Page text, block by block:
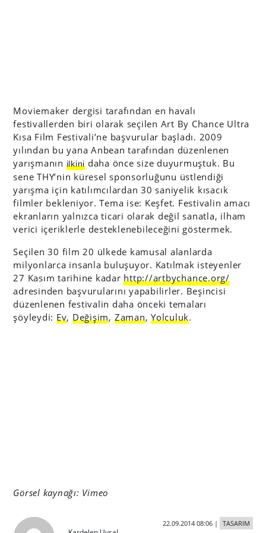
Moviemaker dergisi tarafından en havalı
festivallerden biri olarak seçilen Art By Chance Ultra
Kısa Film Festivali’ne başvurular başladı. 2009
yılından bu yana Anbean tarafından düzenlenen
yarışmanın ilkini daha önce size duyurmuştuk. Bu
sene THY’nin küresel sponsorluğunu üstlendiği
yarışma için katılımcılardan 30 saniyelik kısacık
filmler bekleniyor. Tema ise: Keşfet. Festivalin amacı
ekranların yalnızca ticari olarak değil sanatla, ilham
verici içeriklerle desteklenebileceğini göstermek.
Seçilen 30 film 20 ülkede kamusal alanlarda
milyonlarca insanla buluşuyor. Katılmak isteyenler
27 Kasım tarihine kadar http://artbychance.org/
adresinden başvurularını yapabilirler. Beşincisi
düzenlenen festivalin daha önceki temaları
şöyleydi: Ev, Değişim, Zaman,Yolculuk.
Görsel kaynağı: Vimeo
22.09.2014 08:06| TASARIM